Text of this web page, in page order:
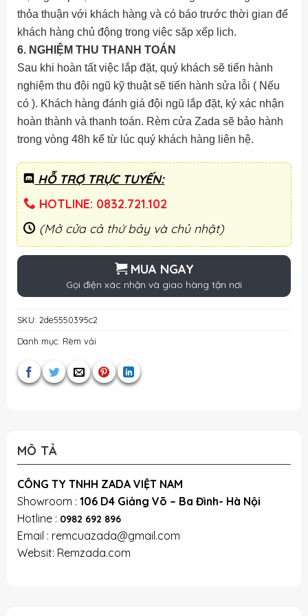
thỏa thuận với khách hàng và có báo trước thời gian để
khách hàng chủ động trong việc sặp xếp lịch.
6. NGHIỆM THU THANH TOÁN
Sau khi hoàn tất việc lắp đặt, quý khách sẽ tiến hành
nghiệm thu đội ngũ kỹ thuật sẽ tiến hành sửa lỗi ( Nếu
có ). Khách hàng đánh giá đội ngũ lắp đặt, ký xác nhận
hoàn thành và thanh toán. Rèm cửa Zada sẽ bảo hành
trong vòng 48h kể từ lúc quý khách hàng liên hệ.
HỖ TRỢ TRỰC TUYẾN:
HOTLINE: 0832.721.102
(Mở cửa cả thứ bảy và chủ nhật)
MUA NGAY
Gọi điện xác nhận và giao hàng tận nơi
SKU: 2de5550395c2
Danh mục: Rèm vải
MÔ TẢ
CÔNG TY TNHH ZADA VIỆT NAM
Showroom : 106 D4 Giảng Võ – Ba Đình- Hà Nội
Hotline : 0982 692 896
Email : remcuazada@gmail.com
Websit: Remzada.com